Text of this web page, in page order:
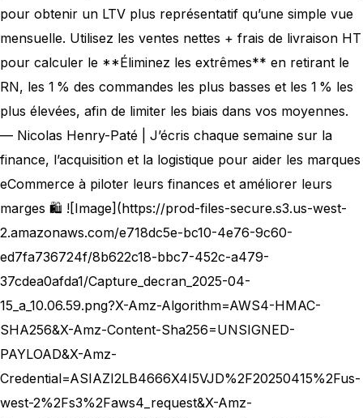
pour obtenir un LTV plus représentatif qu’une simple vue
mensuelle. Utilisez les ventes nettes + frais de livraison HT
pour calculer le **Éliminez les extrêmes** en retirant le
RN, les 1 % des commandes les plus basses et les 1 % les
plus élevées, afin de limiter les biais dans vos moyennes.
— Nicolas Henry-Paté | J’écris chaque semaine sur la
finance, l’acquisition et la logistique pour aider les marques
eCommerce à piloter leurs finances et améliorer leurs
marges 🛍️ ![Image](https://prod-files-secure.s3.us-west-
2.amazonaws.com/e718dc5e-bc10-4e76-9c60-
ed7fa736724f/8b622c18-bbc7-452c-a479-
37cdea0afda1/Capture_decran_2025-04-
15_a_10.06.59.png?X-Amz-Algorithm=AWS4-HMAC-
SHA256&X-Amz-Content-Sha256=UNSIGNED-
PAYLOAD&X-Amz-
Credential=ASIAZI2LB4666X4I5VJD%2F20250415%2Fus-
west-2%2Fs3%2Faws4_request&X-Amz-